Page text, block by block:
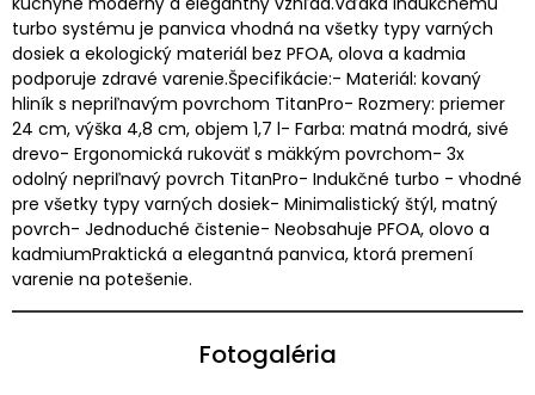
turbo systému je panvica vhodná na všetky typy varných
dosiek a ekologický materiál bez PFOA, olova a kadmia
podporuje zdravé varenie.Špecifikácie:- Materiál: kovaný
hliník s nepriľnavým povrchom TitanPro- Rozmery: priemer
24 cm, výška 4,8 cm, objem 1,7 l- Farba: matná modrá, sivé
drevo- Ergonomická rukoväť s mäkkým povrchom- 3x
odolný nepriľnavý povrch TitanPro- Indukčné turbo - vhodné
pre všetky typy varných dosiek- Minimalistický štýl, matný
povrch- Jednoduché čistenie- Neobsahuje PFOA, olovo a
kadmiumPraktická a elegantná panvica, ktorá premení
varenie na potešenie.
Fotogaléria